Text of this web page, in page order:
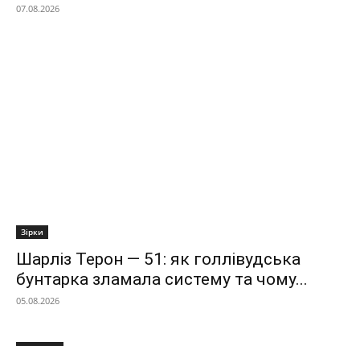
07.08.2026
Зірки
Шарліз Терон — 51: як голлівудська
бунтарка зламала систему та чому...
05.08.2026